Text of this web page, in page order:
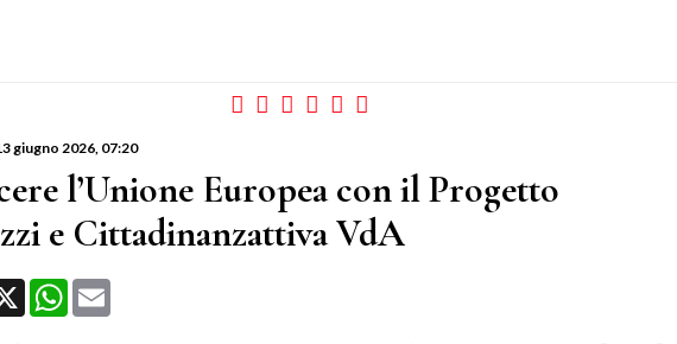
giugno 2026, 07:20
l’Unione Europea con il Progetto
e Cittadinanzattiva VdA
X WhatsApp
Email